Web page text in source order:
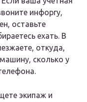
инфоргу,
оставьте
ехать. В
откуда,
сколько у
экипаж и